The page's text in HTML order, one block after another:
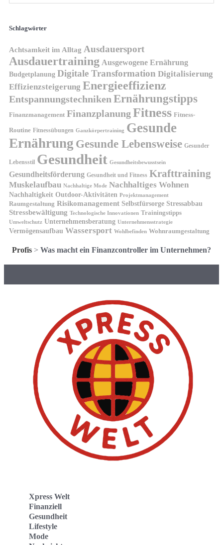
Schlagwörter
Achtsamkeit im Alltag Ausdauersport
Ausdauertraining Ausgewogene Ernährung
Budgetplanung Digitale Transformation Digitalisierung
Effizienzsteigerung Energieeffizienz
Entspannungstechniken Ernährungstipps
Finanzmanagement Finanzplanung Fitness Fitness-
Routine Fitnessübungen Ganzkörpertraining Gesunde
Ernährung Gesunde Lebensweise Gesunder
Lebensstil Gesundheit Gesundheitsbewusstsein
Gesundheitsförderung Gesundheit und Fitness Krafttraining
Muskelaufbau Nachhaltige Mode Nachhaltiges Wohnen
Nachhaltigkeit Outdoor-Aktivitäten Projektmanagement
Raumgestaltung Risikomanagement Selbstfürsorge Stressabbau
Stressbewältigung Technologische Innovationen Trainingstipps
Umweltschutz Unternehmensberatung Unternehmensstrategie
Vermögensaufbau Wassersport Wohlbefinden Wohnraumgestaltung
Profis > Was macht ein Finanzcontroller im Unternehmen?
Xpress Welt
Finanziell
Gesundheit
Lifestyle
Mode